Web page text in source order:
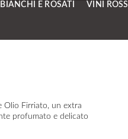
E ROSATI VINI ROSSI
Olio Firriato, un extra
profumato e delicato